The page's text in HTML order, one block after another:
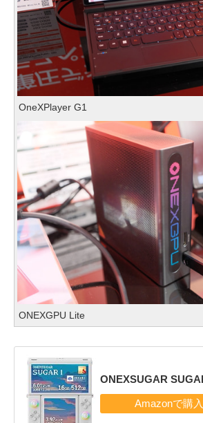
OneXPlayer G1
ONEXGPU Lite
ONEXSUGAR